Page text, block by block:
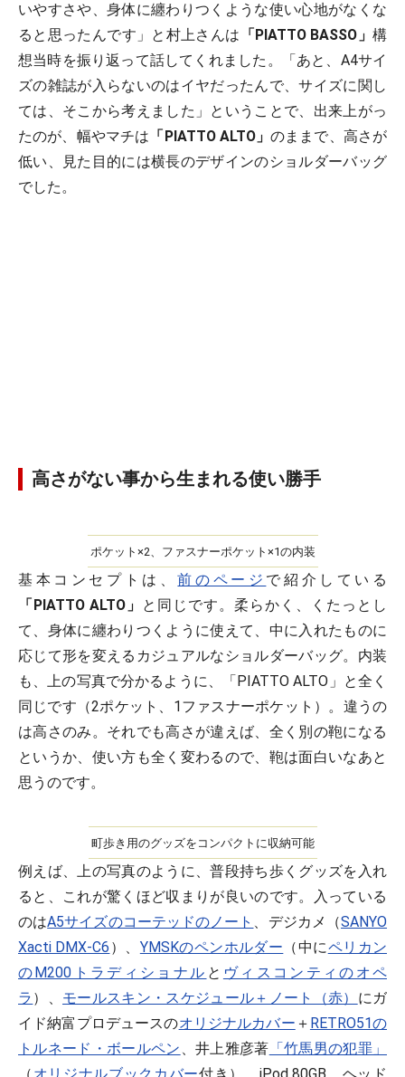
いやすさや、身体に纏わりつくような使い心地がなくな
ると思ったんです」と村上さんは 「PIATTO BASSO」構
想当時を振り返って話してくれました。「あと、A4サイ
ズの雑誌が入らないのはイヤだったんで、サイズに関し
ては、そこから考えました」ということで、出来上がっ
たのが、幅やマチは 「PIATTO ALTO」 のままで、高さが
低い、見た目的には横長のデザインのショルダーバッグ
でした。
高さがない事から生まれる使い勝手
ポケット×2、ファスナーポケット×1の内装
基本コンセプトは、前のページ で紹介している
「PIATTO ALTO」 と同じです。柔らかく、くたっとし
て、身体に纏わりつくように使えて、中に入れたものに
応じて形を変えるカジュアルなショルダーバッグ。内装
も、上の写真で分かるように、「PIATTO ALTO」と全く
同じです（2ポケット、1ファスナーポケット）。違うの
は高さのみ。それでも高さが違えば、全く別の鞄になる
というか、使い方も全く変わるので、鞄は面白いなあと
思うのです。
町歩き用のグッズをコンパクトに収納可能
例えば、上の写真のように、普段持ち歩くグッズを入れ
ると、これが驚くほど収まりが良いのです。入っている
のはA5サイズのコーテッドのノート 、デジカメ（SANYO
Xacti DMX-C6 ）、 YMSKのペンホルダー （中にペリカン
のM200トラディショナル と ヴィスコンティのオペ
ラ ）、 モールスキン・スケジュール＋ノート（赤） にガ
イド納富プロデュースのオリジナルカバー ＋ RETRO51の
トルネード・ボールペン 、井上雅彦著 「竹馬男の犯罪」